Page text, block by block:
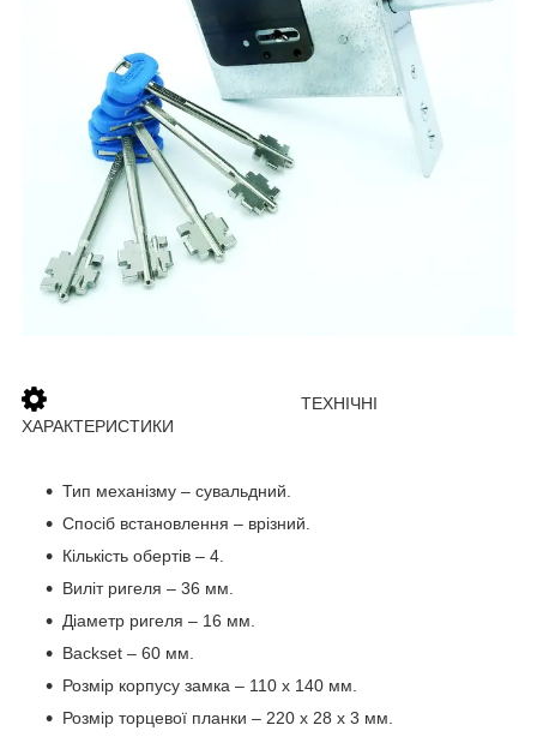
ТЕХНІЧНІ
ХАРАКТЕРИСТИКИ
Тип механізму – сувальдний.
Спосіб встановлення – врізний.
Кількість обертів – 4.
Виліт ригеля – 36 мм.
Діаметр ригеля – 16 мм.
Backset – 60 мм.
Розмір корпусу замка – 110 х 140 мм.
Розмір торцевої планки – 220 х 28 х 3 мм.